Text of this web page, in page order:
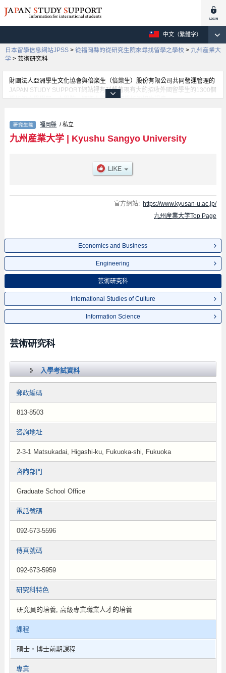
中文（繁體字）
日本留學信息網站JPSS > 從福岡縣的從研究生院來尋找留學之學校 > 九州産業大
学 > 芸術研究科
財團法人亞洲學生文化協會與倍楽生（倍樂生）股份有限公司共同營運管理的
JAPAN STUDY SUPPORT網站裡有刊載著現有大約招收外國留學生的1300個
學校的大學學部、大學院、短期大學、專門學校的招生訊息。
Information Science等各別研究科的不同訊息，以及招收名額、合格人數等考
試資訊、設施介紹、聯絡方式等對外國留學生是必要之訊息都刊載於此，請務
必查閱及利用此網站。
福岡縣 / 私立
九州産業大学| Kyushu Sangyo University
官方網站: https://www.kyusan-u.ac.jp/
九州産業大学Top Page
Economics and Business
Engineering
芸術研究科
International Studies of Culture
Information Science
芸術研究科
入學考試資料
郵政編碼
813-8503
咨詢地址
2-3-1 Matsukadai, Higashi-ku, Fukuoka-shi, Fukuoka
咨詢部門
Graduate School Office
電話號碼
092-673-5596
傳真號碼
092-673-5959
研究科特色
研究員的培養, 高級專業職業人才的培養
課程
碩士・博士前期課程
專業